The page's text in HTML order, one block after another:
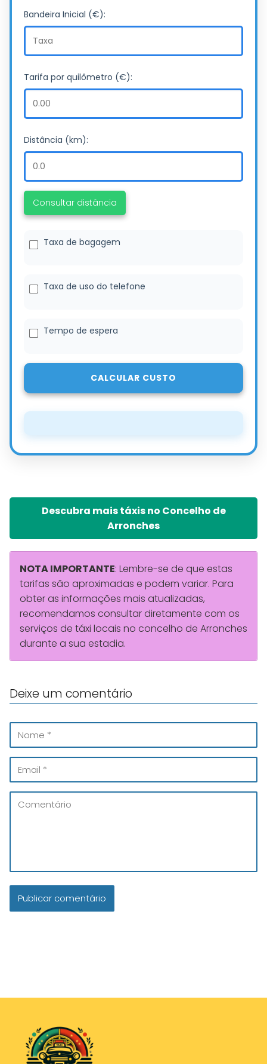
Bandeira Inicial (€):
Tarifa por quilômetro (€):
Distância (km):
Consultar distância
Taxa de bagagem
Taxa de uso do telefone
Tempo de espera
CALCULAR CUSTO
Descubra mais táxis no Concelho de
Arronches
NOTA IMPORTANTE: Lembre-se de que estas
tarifas são aproximadas e podem variar. Para
obter as informações mais atualizadas,
recomendamos consultar diretamente com os
serviços de táxi locais no concelho de Arronches
durante a sua estadia.
Deixe um comentário